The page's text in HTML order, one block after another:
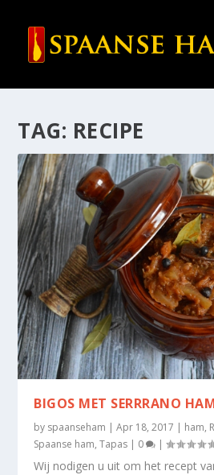
TAG: RECIPE
BIGOS MET SERRRANO
by spaanseham |Apr 18, 2017 | ham,
Spaanse ham,Tapas | 0 |
Wij nodigen u uit om het recept